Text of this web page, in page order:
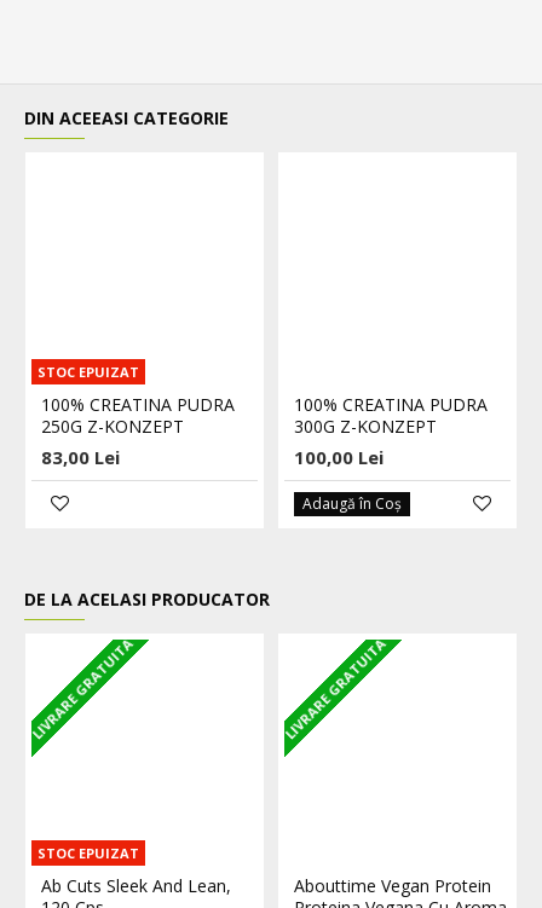
DIN ACEEASI CATEGORIE
STOC EPUIZAT
100% CREATINA PUDRA
250G Z-KONZEPT
83,00 Lei
100% CREATINA PUDRA
300G Z-KONZEPT
100,00 Lei
Adaugă în Coş
DE LA ACELASI PRODUCATOR
LIVRARE GRATUITA
STOC EPUIZAT
Ab Cuts Sleek And Lean,
LIVRARE GRATUITA
Abouttime Vegan Protein